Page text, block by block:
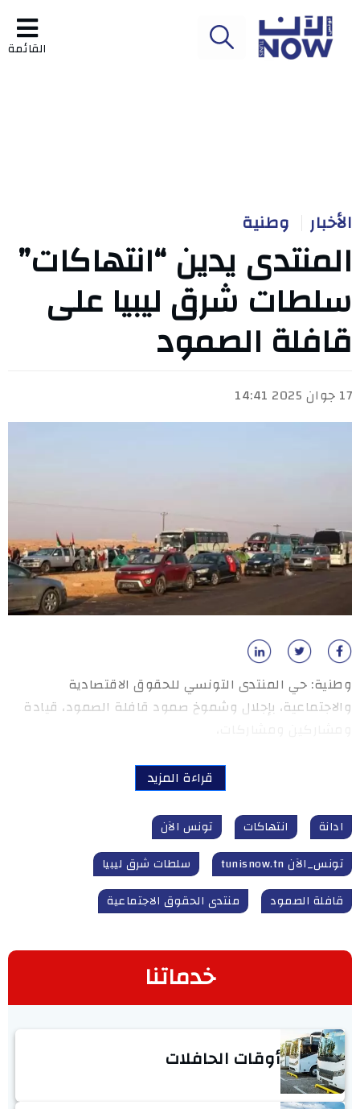
القائمة
الأخبار وطنية
المنتدى يدين “انتهاكات”
سلطات شرق ليبيا على
قافلة الصمود
17 جوان 2025 14:41
وطنية: حي المنتدى التونسي للحقوق الاقتصادية
والاجتماعية، بإجلال وشموخ صمود قافلة الصمود، قيادة
قراءة المزيد
ادانة انتهاكات
تونس الآن
تونس_الآن tunisnow.tn
سلطات شرق ليبيا
قافلة الصمود
منتدى الحقوق الاجتماعية
خدماتنا
أوقات الحافلات